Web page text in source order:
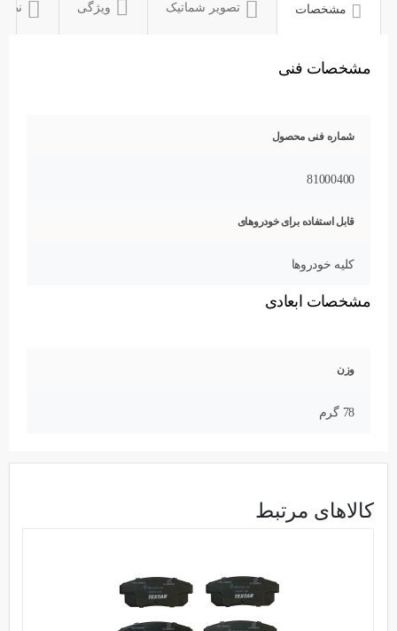
مشخصات تصویر شماتیک ویژگی
مشخصات فنی
شماره فنی محصول
81000400
قابل استفاده برای خودروهای
کلیه خودروها
مشخصات ابعادی
وزن
78 گرم
کالاهای مرتبط